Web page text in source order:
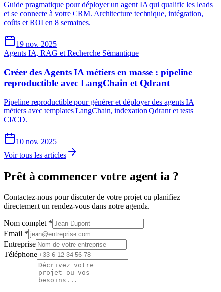
Guide pragmatique pour déployer un agent IA qui qualifie les leads
et se connecte à votre CRM. Architecture technique, intégration,
coûts et ROI en 8 semaines.
19 nov. 2025
Agents IA, RAG et Recherche Sémantique
Créer des Agents IA métiers en masse : pipeline
reproductible avec LangChain et Qdrant
Pipeline reproductible pour générer et déployer des agents IA
métiers avec templates LangChain, indexation Qdrant et tests
CI/CD.
10 nov. 2025
Voir tous les articles
Prêt à commencer votre agent ia ?
Contactez-nous pour discuter de votre projet ou planifiez
directement un rendez-vous dans notre agenda.
Nom complet *
Email *
Entreprise
Téléphone